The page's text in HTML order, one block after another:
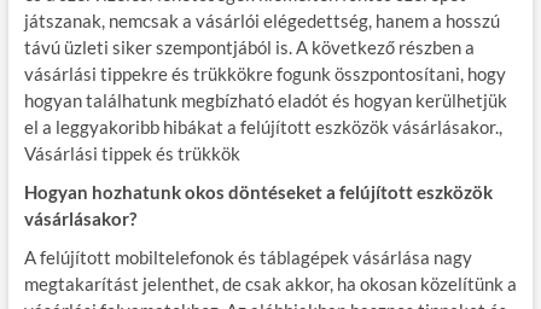
játszanak, nemcsak a vásárlói elégedettség, hanem a hosszú
távú üzleti siker szempontjából is. A következő részben a
vásárlási tippekre és trükkökre fogunk összpontosítani, hogy
hogyan találhatunk megbízható eladót és hogyan kerülhetjük
el a leggyakoribb hibákat a felújított eszközök vásárlásakor.,
Vásárlási tippek és trükkök
Hogyan hozhatunk okos döntéseket a felújított eszközök
vásárlásakor?
A felújított mobiltelefonok és táblagépek vásárlása nagy
megtakarítást jelenthet, de csak akkor, ha okosan közelítünk a